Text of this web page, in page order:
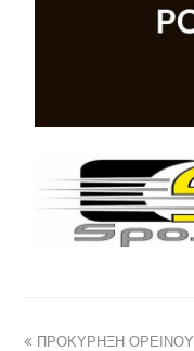
ΠΡΟΚΥΡΗΞΗ ΟΡΕΙΝΟΥ